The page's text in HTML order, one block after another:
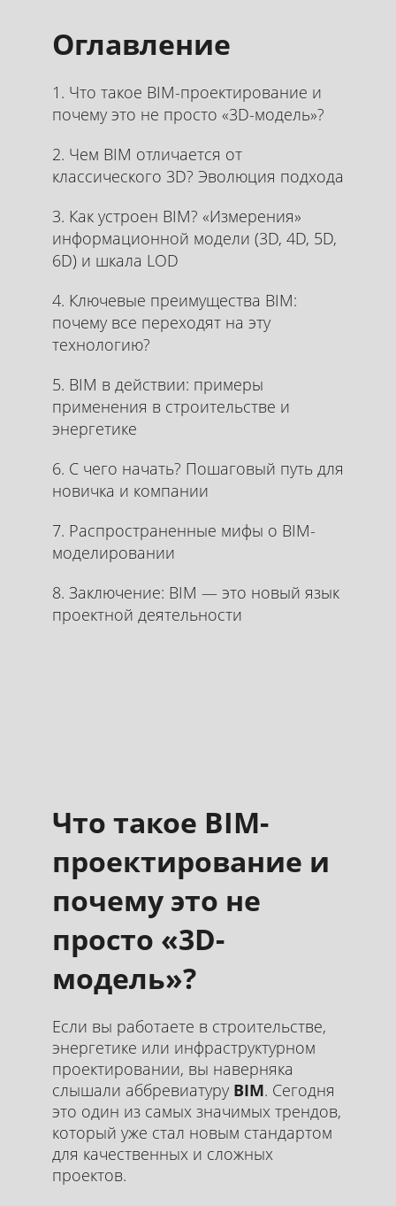
Оглавление
1. Что такое BIM-проектирование и
почему это не просто «3D-модель»?
2. Чем BIM отличается от
классического 3D? Эволюция подхода
3. Как устроен BIM? «Измерения»
информационной модели (3D, 4D, 5D,
6D) и шкала LOD
4. Ключевые преимущества BIM:
почему все переходят на эту
технологию?
5. BIM в действии: примеры
применения в строительстве и
энергетике
6. С чего начать? Пошаговый путь для
новичка и компании
7. Распространенные мифы о BIM-
моделировании
8. Заключение: BIM — это новый язык
проектной деятельности
Что такое BIM-
проектирование и
почему это не
просто «3D-
модель»?
Если вы работаете в строительстве,
энергетике или инфраструктурном
проектировании, вы наверняка
слышали аббревиатуру BIM. Сегодня
это один из самых значимых трендов,
который уже стал новым стандартом
для качественных и сложных
проектов.